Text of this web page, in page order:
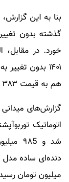
هم به قیمت ۳۸۳ میلیون تومان به فروش رفت.
گزارش‌های
شد و
میلیون تومان